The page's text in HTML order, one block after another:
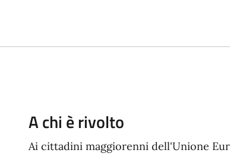
A chi è rivolto
Ai cittadini maggiorenni dell'Unione